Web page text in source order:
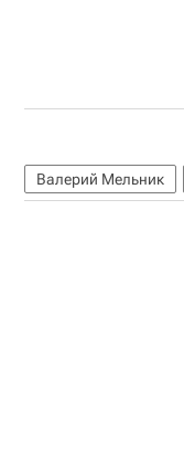
Валерий Мельник